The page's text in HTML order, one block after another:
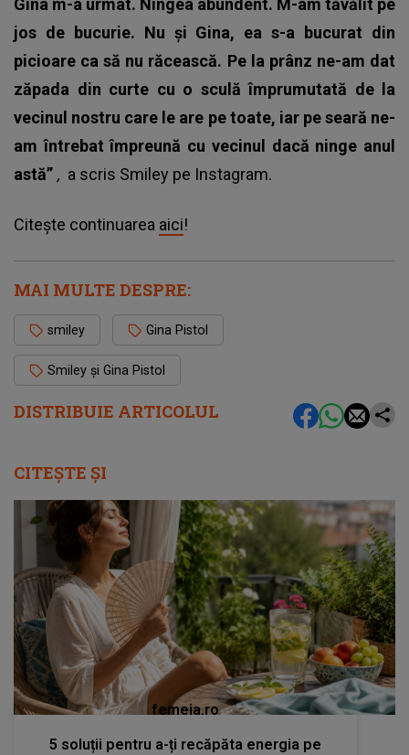
DISTRIBUIE ARTICOLUL
jos de bucurie. Nu și Gina, ea s-a bucurat din
picioare ca să nu răcească. Pe la prânz ne-am dat
zăpada din curte cu o sculă împrumutată de la
vecinul nostru care le are pe toate, iar pe seară ne-
am întrebat împreună cu vecinul dacă ninge anul
astă” , a scris Smiley pe Instagram.
Citește continuarea aici!
MAI MULTE DESPRE:
smiley Gina Pistol
Smiley și Gina Pistol
CITEȘTE ȘI
femeia.ro
5 soluții pentru a-ți recăpăta energia pe